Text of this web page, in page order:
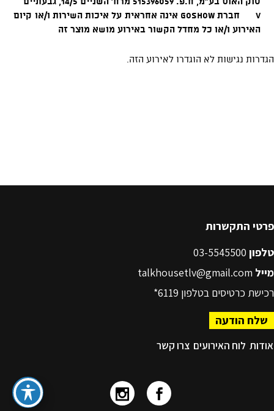
פרטי התקשרות
טלפון
מייל talkhousetlv@gmail.com
רכישת כרטיסים בטלפון 6119*
שלח הודעה
אודות לוח האירועים צרו קשר